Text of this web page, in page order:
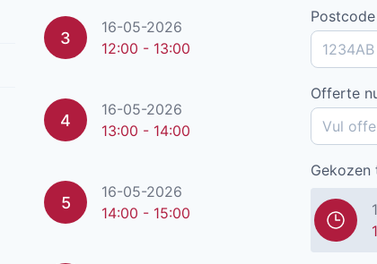
3
16-05-2026
12:00 - 13:00
4
16-05-2026
13:00 - 14:00
5
16-05-2026
14:00 - 15:00
Postcode
Offerte
Gekozen